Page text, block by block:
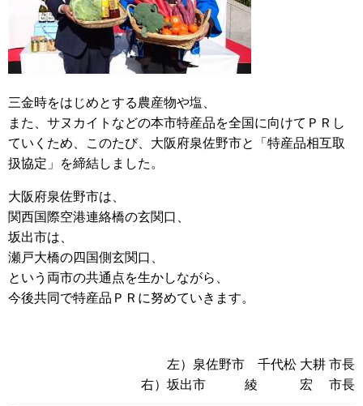
三金時をはじめとする農産物や塩、
また、サヌカイトなどの本市特産品を全国に向けてＰＲし
ていくため、このたび、大阪府泉佐野市と「特産品相互取
扱協定」を締結しました。
大阪府泉佐野市は、
関西国際空港連絡橋の玄関口、
坂出市は、
瀬戸大橋の四国側玄関口、
という両市の共通点を生かしながら、
今後共同で特産品ＰＲに努めていきます。
左）泉佐野市 千代松 大耕 市長
右）坂出市 綾 宏 市長